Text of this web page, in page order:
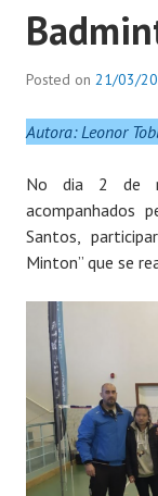
Posted on 21/03/
Autora:Leonor
No dia 2 de
acompanhados
Santos,
Minton” que se